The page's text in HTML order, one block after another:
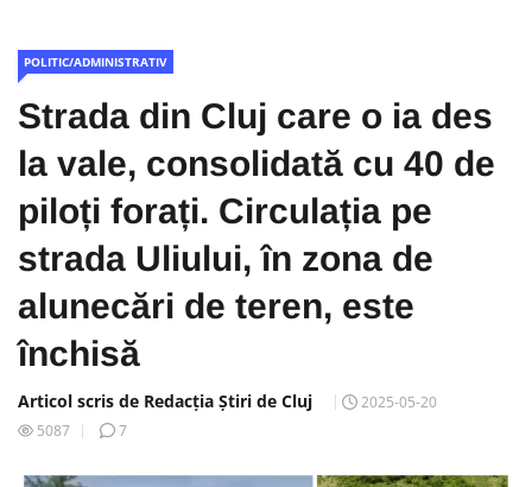
POLITIC/ADMINISTRATIV
Strada din Cluj care o ia des
la vale, consolidată cu 40 de
piloți forați. Circulația pe
strada Uliului, în zona de
alunecări de teren, este
închisă
Articol scris de Redacția Știri de Cluj
2025-05-20
5087
7